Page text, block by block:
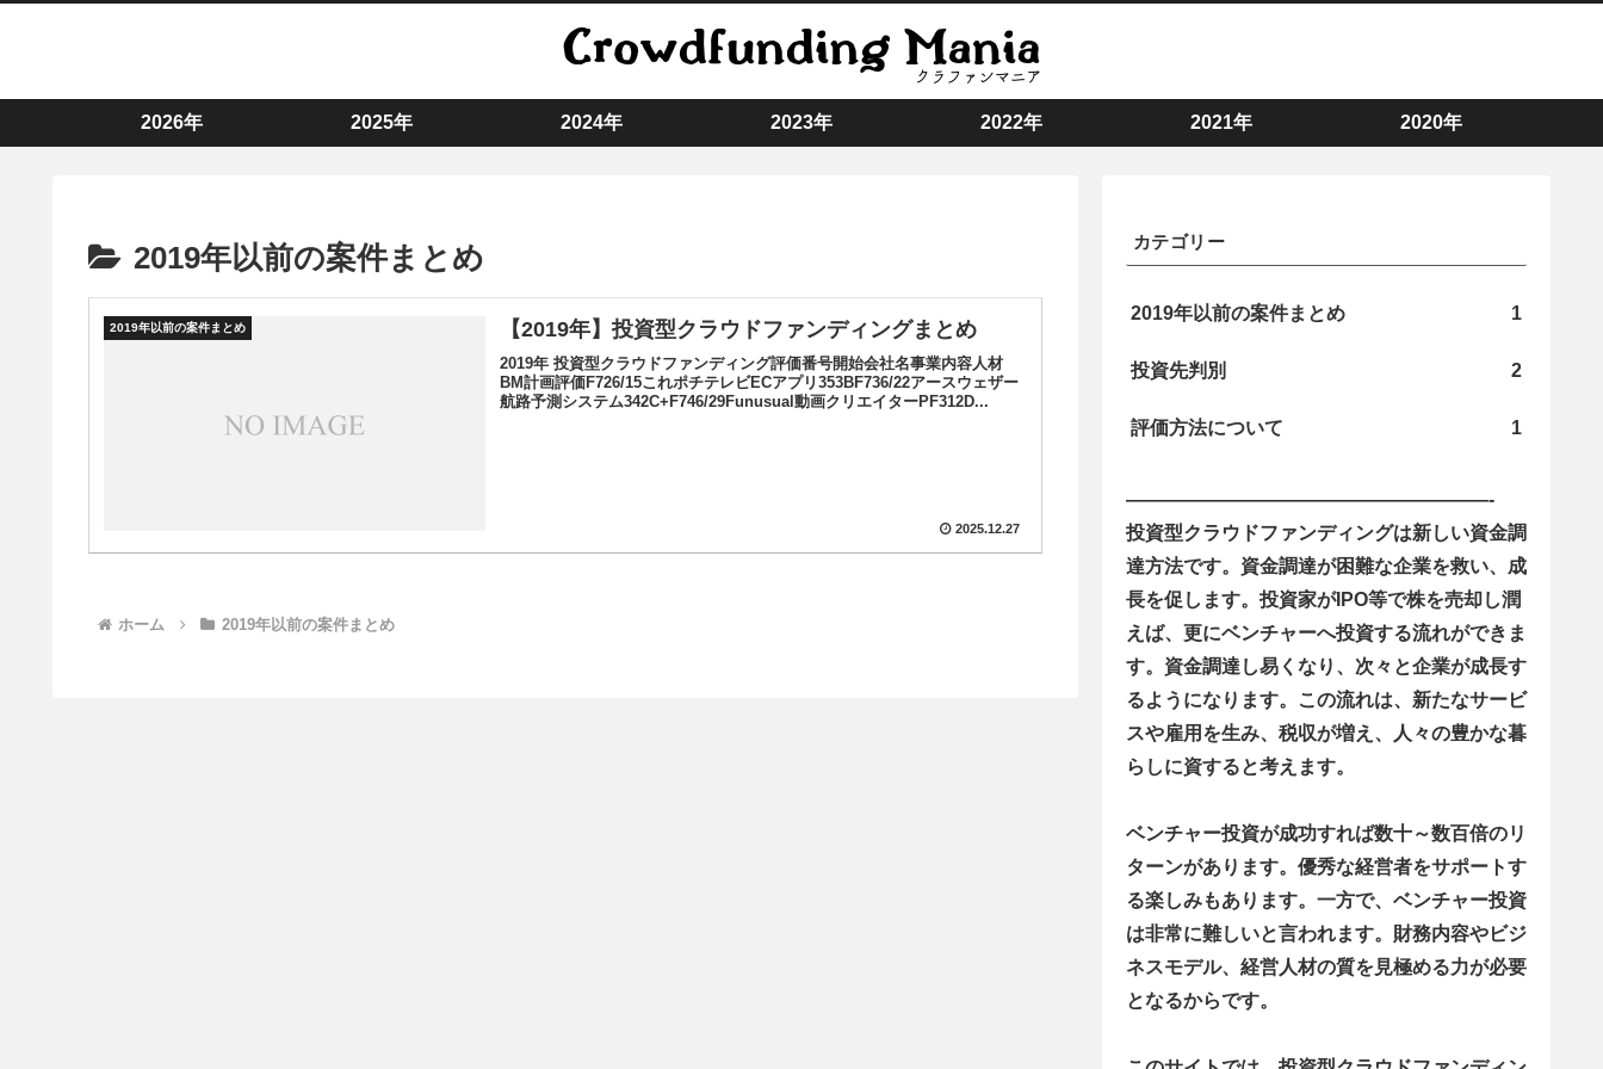
2026年 2025年 2024年 2023年 2022年 2021年 2020年
2019年以前の案件まとめ
2019年以前の案件まとめ 【2019年】投資型クラウドファンディングまとめ
2019年 投資型クラウドファンディング評価番号開始会社名事業内容人材
BM計画評価F726/15これポチテレビECアプリ353BF736/22アースウェザー
航路予測システム342C+F746/29Funusual動画クリエイターPF312D...
2025.12.27
ホーム 2019年以前の案件まとめ
カテゴリー
2019年以前の案件まとめ 1
投資先判別 2
評価方法について 1
———————————————————-
投資型クラウドファンディングは新しい資金調
達方法です。資金調達が困難な企業を救い、成
長を促します。投資家がIPO等で株を売却し潤
えば、更にベンチャーへ投資する流れができま
す。資金調達し易くなり、次々と企業が成長す
るようになります。この流れは、新たなサービ
スや雇用を生み、税収が増え、人々の豊かな暮
らしに資すると考えます。
ベンチャー投資が成功すれば数十～数百倍のリ
ターンがあります。優秀な経営者をサポートす
る楽しみもあります。一方で、ベンチャー投資
は非常に難しいと言われます。財務内容やビジ
ネスモデル、経営人材の質を見極める力が必要
となるからです。